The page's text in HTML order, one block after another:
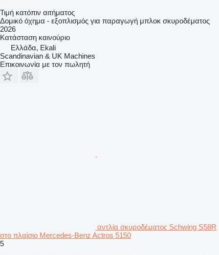
Τιμή κατόπιν αιτήματος
Δομικό όχημα - εξοπλισμός για παραγωγή μπλοκ σκυροδέματος
2026
Κατάσταση καινούριο
Ελλάδα, Ekali
Scandinavian & UK Machines
Επικοινωνία με τον πωλητή
αντλία σκυροδέματος Schwing S58R
στο πλαίσιο Mercedes-Benz Actros 5150
5